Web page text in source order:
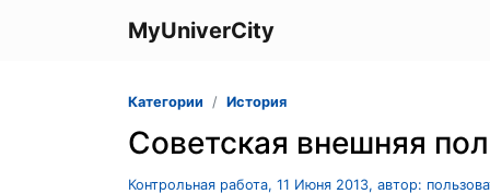
MyUniverCity
Категории История
Советская внешняя
Контрольная работа, 11 Июня 2013, автор: